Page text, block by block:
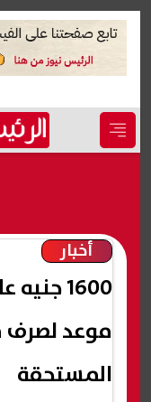
أخبار
1600
موعد لصرف
المستحقة